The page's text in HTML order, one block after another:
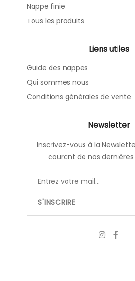
Nappe finie
Tous les produits
Liens utiles
Guide des nappes
Qui sommes nous
Conditions générales de vente
Newsletter
Inscrivez-vous à la
courant de nos